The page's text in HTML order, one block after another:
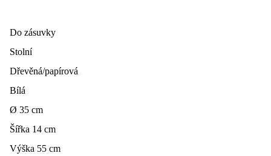
Do zásuvky
Stolní
Dřevěná/papírová
Bílá
Ø 35 cm
Šířka 14 cm
Výška 55 cm